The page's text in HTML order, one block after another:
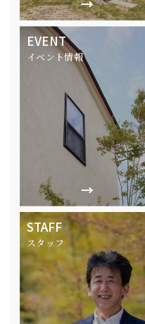
EVENT
イベント情報
STAFF
スタッフ